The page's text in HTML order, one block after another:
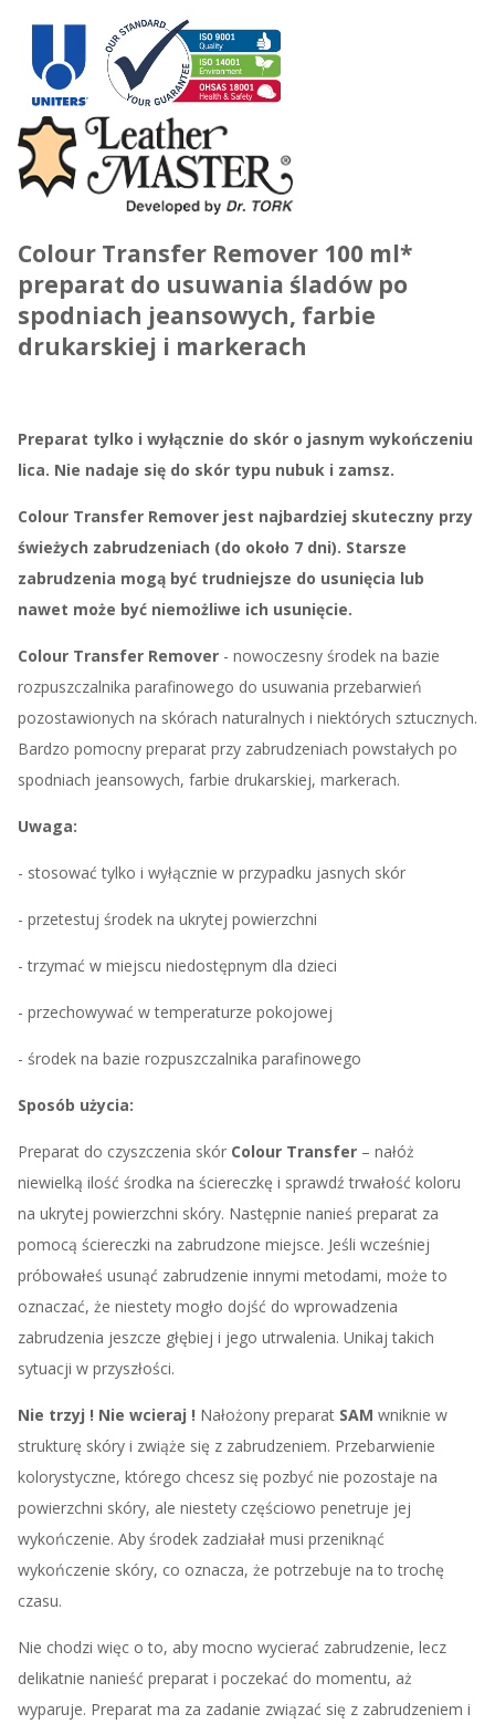
Colour Transfer Remover 100 ml*
preparat do usuwania śladów po
spodniach jeansowych, farbie
drukarskiej i markerach
Preparat tylko i wyłącznie do skór o jasnym wykończeniu
lica. Nie nadaje się do skór typu nubuk i zamsz.
Colour Transfer Remover jest najbardziej skuteczny przy
świeżych zabrudzeniach (do około 7 dni). Starsze
zabrudzenia mogą być trudniejsze do usunięcia lub
nawet może być niemożliwe ich usunięcie.
Colour Transfer Remover - nowoczesny środek na bazie
rozpuszczalnika parafinowego do usuwania przebarwień
pozostawionych na skórach naturalnych i niektórych sztucznych.
Bardzo pomocny preparat przy zabrudzeniach powstałych po
spodniach jeansowych, farbie drukarskiej, markerach.
Uwaga:
- stosować tylko i wyłącznie w przypadku jasnych skór
- przetestuj środek na ukrytej powierzchni
- trzymać w miejscu niedostępnym dla dzieci
- przechowywać w temperaturze pokojowej
- środek na bazie rozpuszczalnika parafinowego
Sposób użycia:
Preparat do czyszczenia skór Colour Transfer – nałóż
niewielką ilość środka na ściereczkę i sprawdź trwałość koloru
na ukrytej powierzchni skóry. Następnie nanieś preparat za
pomocą ściereczki na zabrudzone miejsce. Jeśli wcześniej
próbowałeś usunąć zabrudzenie innymi metodami, może to
oznaczać, że niestety mogło dojść do wprowadzenia
zabrudzenia jeszcze głębiej i jego utrwalenia. Unikaj takich
sytuacji w przyszłości.
Nie trzyj ! Nie wcieraj ! Nałożony preparat SAM wniknie w
strukturę skóry i zwiąże się z zabrudzeniem. Przebarwienie
kolorystyczne, którego chcesz się pozbyć nie pozostaje na
powierzchni skóry, ale niestety częściowo penetruje jej
wykończenie. Aby środek zadziałał musi przeniknąć
wykończenie skóry, co oznacza, że potrzebuje na to trochę
czasu.
Nie chodzi więc o to, aby mocno wycierać zabrudzenie, lecz
delikatnie nanieść preparat i poczekać do momentu, aż
wyparuje. Preparat ma za zadanie związać się z zabrudzeniem i